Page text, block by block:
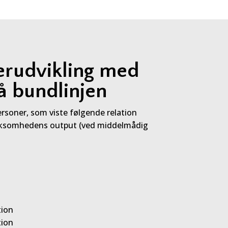
med
bundlinjen
som viste følgende relation
output (ved middelmådig